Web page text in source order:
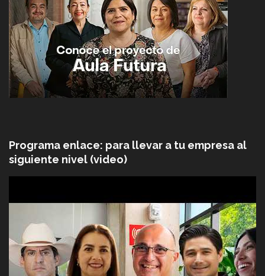
Programa enlace: para llevar a tu empresa al
siguiente nivel (video)